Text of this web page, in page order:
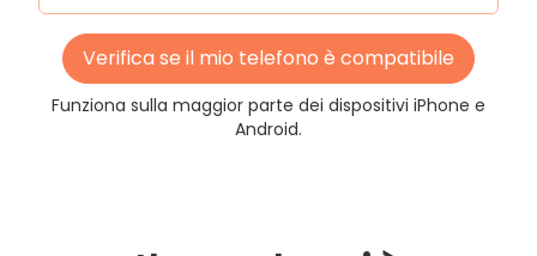
Verifica se il mio telefono è compatibile
Funziona sulla maggior parte dei dispositivi iPhone e
Android.